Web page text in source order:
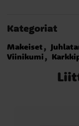
Kategoriat
Makeiset
Viinikumi